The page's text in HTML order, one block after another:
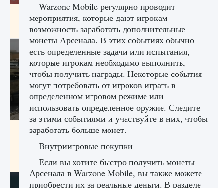
Входят ли «Милан» и «Интер» в EA FC 25
9 августа 2024 2 064 0 1
Как исправить текстовую ошибку
пользовательского интерфейса Delta
Force Hawk Ops
9 августа 2024 1 945 0 0
Warzone Mobile регулярно проводит
мероприятия, которые дают игрокам
возможность заработать дополнительные
монеты Арсенала. В этих событиях обычно
есть определенные задачи или испытания,
которые игрокам необходимо выполнить,
чтобы получить награды. Некоторые события
могут потребовать от игроков играть в
определенном игровом режиме или
использовать определенное оружие. Следите
за этими событиями и участвуйте в них, чтобы
заработать больше монет.
Внутриигровые покупки
Если вы хотите быстро получить монеты
Арсенала в Warzone Mobile, вы также можете
приобрести их за реальные деньги. В разделе